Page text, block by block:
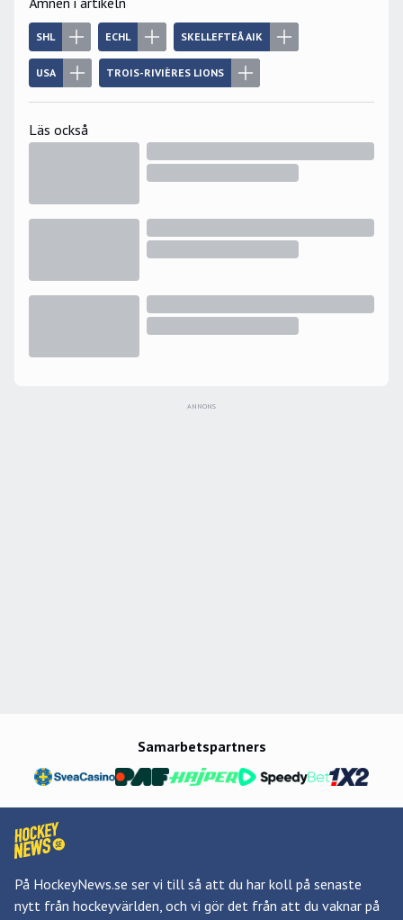
SHL ECHL SKELLEFTEÅ AIK
USA TROIS-RIVIÈRES LIONS
Läs också
ANNONS
Samarbetspartners
På HockeyNews.se ser vi till så att du har koll på senaste
nytt från hockeyvärlden, och vi gör det från att du vaknar på